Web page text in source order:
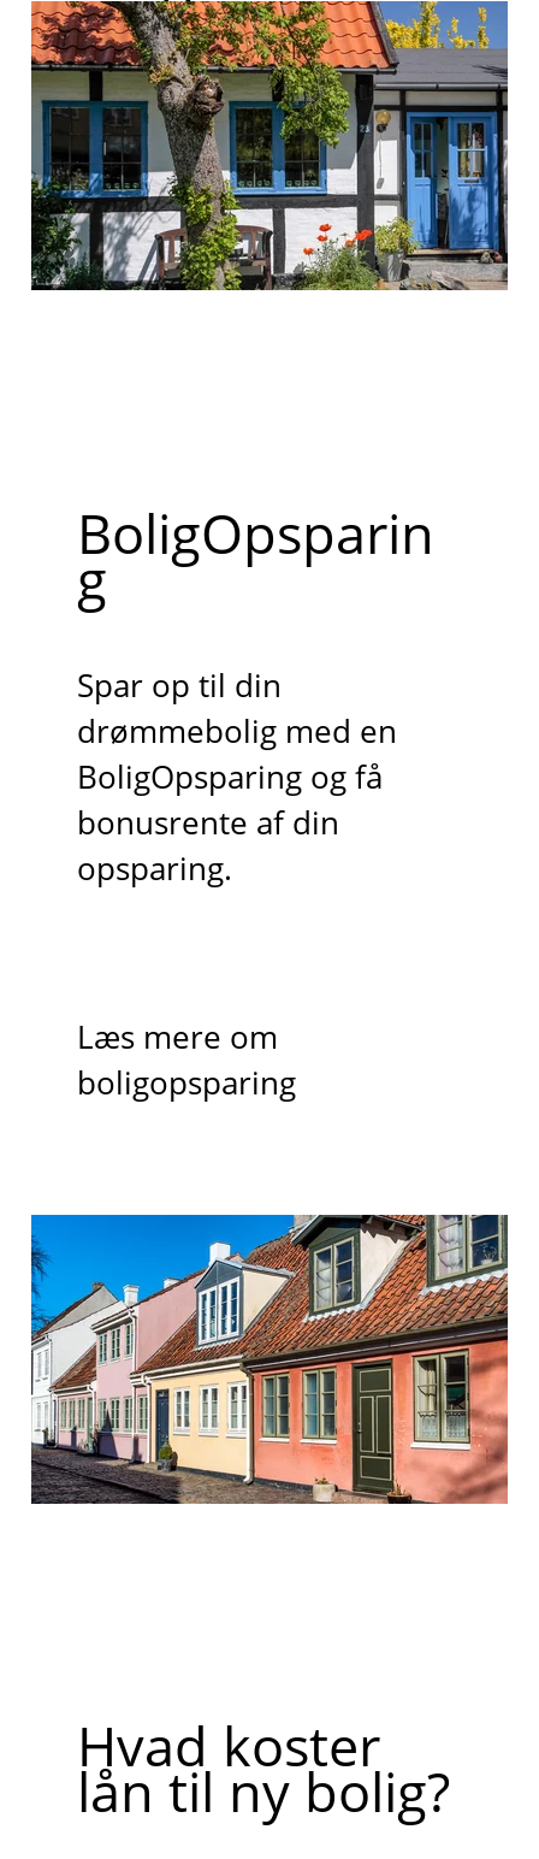
BoligOpsparin
g
Spar op til din
drømmebolig med en
BoligOpsparing og få
bonusrente af din
opsparing.
Læs mere om
boligopsparing
Hvad koster
lån til ny bolig?